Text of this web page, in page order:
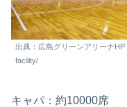
出典：広島グリーンアリーナ
facility/
キャパ：約10000席